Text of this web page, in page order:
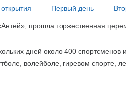
Первый день
прошла торжественная
дней около 400
волейболе, гиревом спорте,